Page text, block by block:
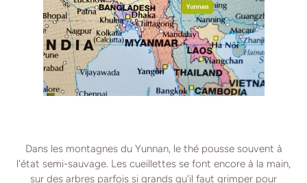
Dans les montagnes du Yunnan, le thé pousse souvent à
l'état semi-sauvage. Les cueillettes se font encore à la main,
sur des arbres parfois si grands qu'il faut grimper pour